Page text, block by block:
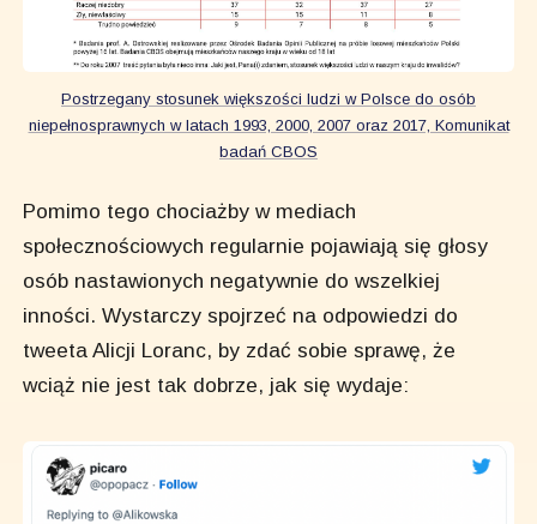
Postrzegany stosunek większości ludzi w Polsce do osób
niepełnosprawnych w latach 1993, 2000, 2007 oraz 2017, Komunikat
badań CBOS
Pomimo tego chociażby w mediach
społecznościowych regularnie pojawiają się głosy
osób nastawionych negatywnie do wszelkiej
inności. Wystarczy spojrzeć na odpowiedzi do
tweeta Alicji Loranc, by zdać sobie sprawę, że
wciąż nie jest tak dobrze, jak się wydaje: